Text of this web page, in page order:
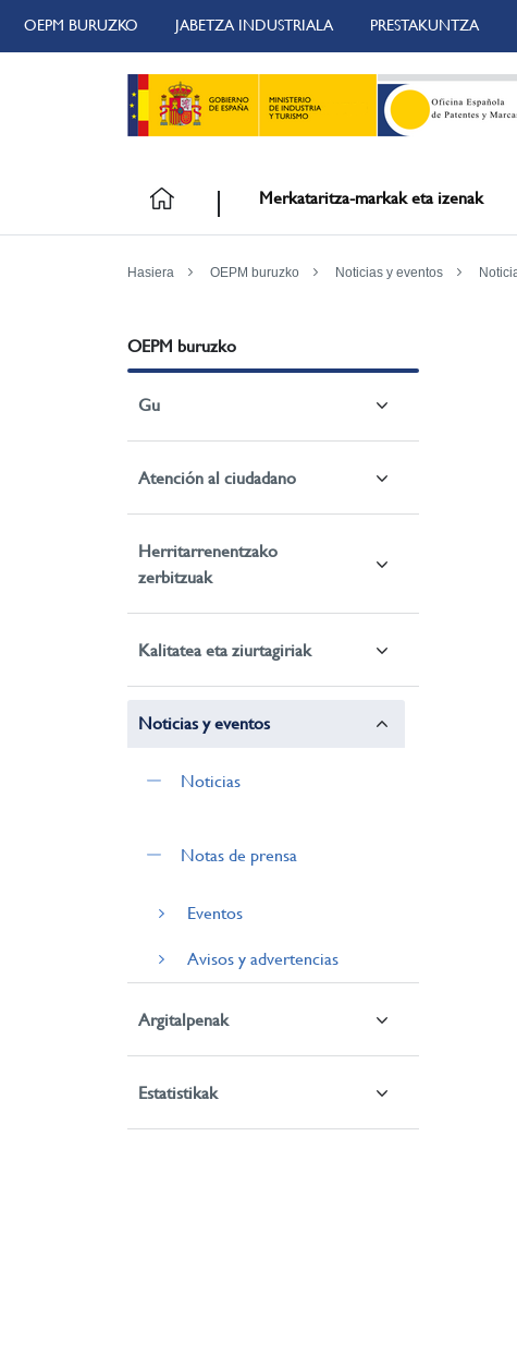
OEPM BURUZKO JABETZA INDUSTRIALA PRESTAKUNTZA
Merkataritza-markak eta izenak
Hasiera OEPM buruzko Noticias y eventos
OEPM buruzko
Gu
Atención al ciudadano
Herritarrenentzako
zerbitzuak
Kalitatea eta ziurtagiriak
Noticias y eventos
Noticias
Notas de prensa
Eventos
Avisos y advertencias
Argitalpenak
Estatistikak